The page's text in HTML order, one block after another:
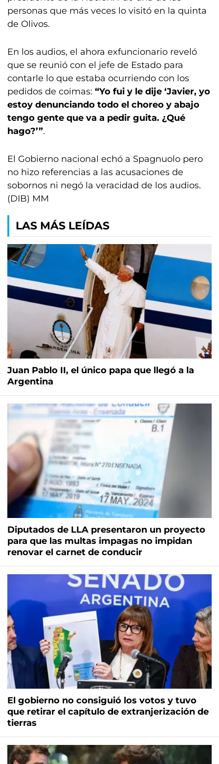
personas que más veces lo visitó en la quinta
de Olivos.
En los audios, el ahora exfuncionario reveló
que se reunió con el jefe de Estado para
contarle lo que estaba ocurriendo con los
pedidos de coimas: “Yo fui y le dije ‘Javier, yo
estoy denunciando todo el choreo y abajo
tengo gente que va a pedir guita. ¿Qué
hago?’”.
El Gobierno nacional echó a Spagnuolo pero
no hizo referencias a las acusaciones de
sobornos ni negó la veracidad de los audios.
(DIB) MM
LAS MÁS LEÍDAS
Juan Pablo II, el único papa que llegó a la
Argentina
Diputados de LLA presentaron un proyecto
para que las multas impagas no impidan
renovar el carnet de conducir
El gobierno no consiguió los votos y tuvo
que retirar el capítulo de extranjerización de
tierras